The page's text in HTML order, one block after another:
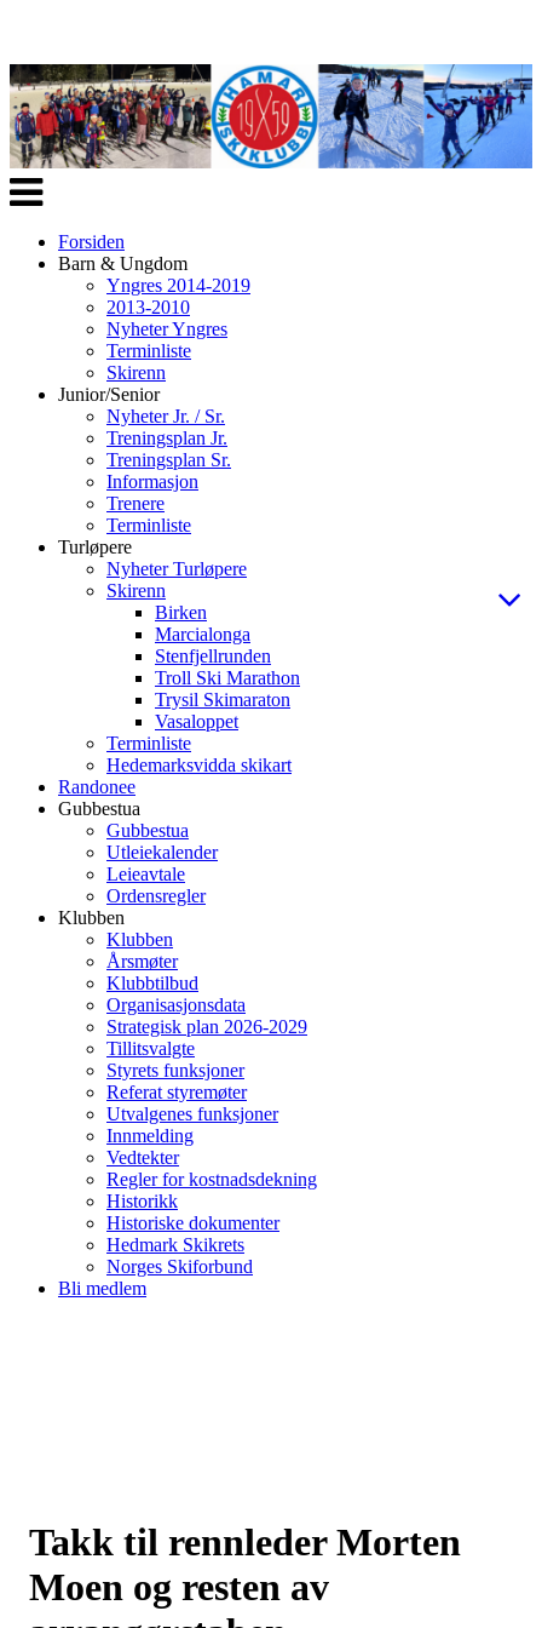
Veksle
navigasjon
Forsiden
Barn & Ungdom
Yngres 2014-2019
2013-2010
Nyheter Yngres
Terminliste
Skirenn
Junior/Senior
Nyheter Jr. / Sr.
Treningsplan Jr.
Treningsplan Sr.
Informasjon
Trenere
Terminliste
Turløpere
Nyheter Turløpere
Skirenn
Birken
Marcialonga
Stenfjellrunden
Troll Ski Marathon
Trysil Skimaraton
Vasaloppet
Terminliste
Hedemarksvidda skikart
Randonee
Gubbestua
Gubbestua
Utleiekalender
Leieavtale
Ordensregler
Klubben
Klubben
Årsmøter
Klubbtilbud
Organisasjonsdata
Strategisk plan 2026-2029
Tillitsvalgte
Styrets funksjoner
Referat styremøter
Utvalgenes funksjoner
Innmelding
Vedtekter
Regler for kostnadsdekning
Historikk
Historiske dokumenter
Hedmark Skikrets
Norges Skiforbund
Bli medlem
Takk til rennleder Morten
Moen og resten av